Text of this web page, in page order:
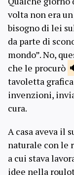
volta non era
bisogno di lei
da parte di
mondo”. No,
che le procurò
tavoletta
invenzioni,
cura.
A casa aveva il
naturale con le
a cui stava
idee nella